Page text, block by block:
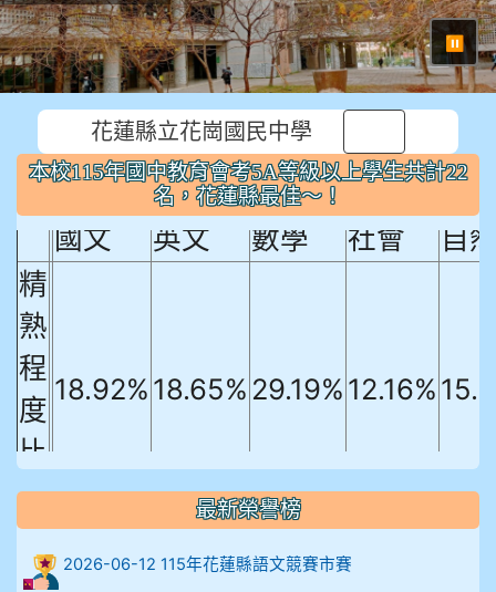
⏸
花蓮縣立花崗國民中學
本校115年國中教育會考5A等級以上學生共計22
名，花蓮縣最佳～！
本校115年國中教育會考5A等級以上
學生共計22名，花蓮縣最佳～！
國文
英文 數學 社會 自
精
熟
程
度
比
例
18.92% 18.65% 29.19% 12.16%
906陳兆宏 5A10+ 作文5
912余 嘉 5A10+
最新榮譽榜
2026-06-12 115年花蓮縣語文競賽市賽